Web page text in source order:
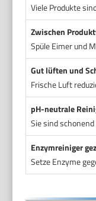
Viele Produkte
Zwischen
Spüle Eimer und
Gut lüften und
Frische Luft
pH-neutrale
Sie sind
Enzymreiniger
Setze Enzyme